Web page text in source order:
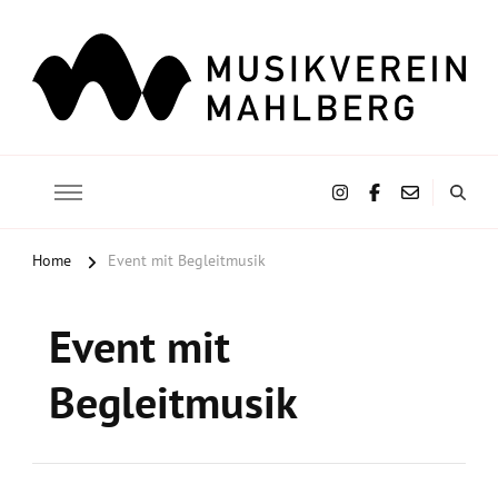
Home Event mit Begleitmusik
Event mit
Begleitmusik